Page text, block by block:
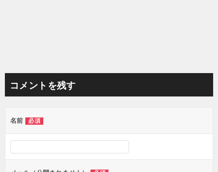
コメントを残す
名前 必須